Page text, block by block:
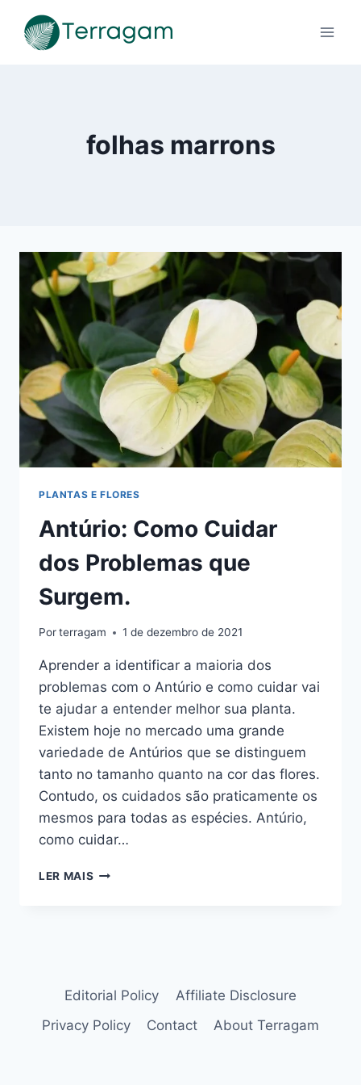
para
folhas marrons
PLANTAS E FLORES
Antúrio: Como Cuidar
dos Problemas que
Surgem.
Porterragam 1 de dezembro de 2021
Aprender a identificar a maioria dos
problemas com o Antúrio e como cuidar vai
te ajudar a entender melhor sua planta.
Existem hoje no mercado uma grande
variedade de Antúrios que se distinguem
tanto no tamanho quanto na cor das flores.
Contudo, os cuidados são praticamente os
mesmos para todas as espécies. Antúrio,
como cuidar…
LER MAIS ANTÚRIO:
Editorial Policy
Affiliate Disclosure
Privacy Policy
Contact About Terragam